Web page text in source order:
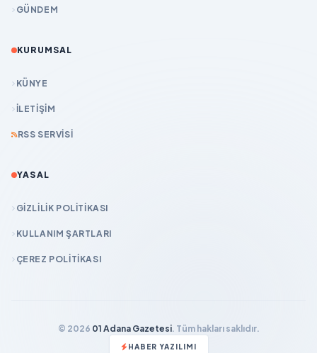
GÜNDEM
KURUMSAL
KÜNYE
İLETIŞIM
RSS SERVISI
YASAL
GIZLILIK POLITIKASI
KULLANIM ŞARTLARI
ÇEREZ POLITIKASI
© 2026 01 Adana Gazetesi. Tüm hakları saklıdır.
HABER YAZILIMI